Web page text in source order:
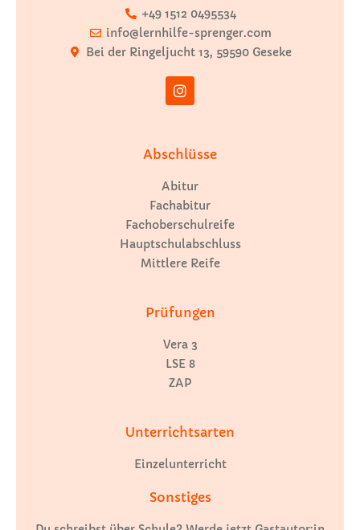
+49 1512 0495534
info@lernhilfe-sprenger.com
Bei der Ringeljucht 13, 59590 Geseke
Abschlüsse
Abitur
Fachabitur
Fachoberschulreife
Hauptschulabschluss
Mittlere Reife
Prüfungen
Vera 3
LSE 8
ZAP
Unterrichtsarten
Einzelunterricht
Sonstiges